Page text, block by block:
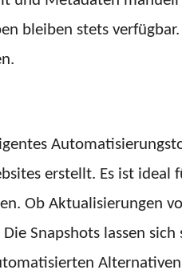
bleiben stets
erstellt. Es ist
Ob Aktualisierungen
Snapshots lassen